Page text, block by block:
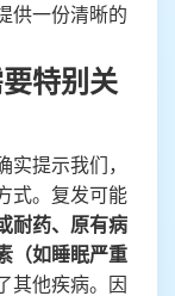
供一份清晰的
特别关
提示我们，
式。复发可能
耐药、原有病
（如睡眠严重
其他疾病。因